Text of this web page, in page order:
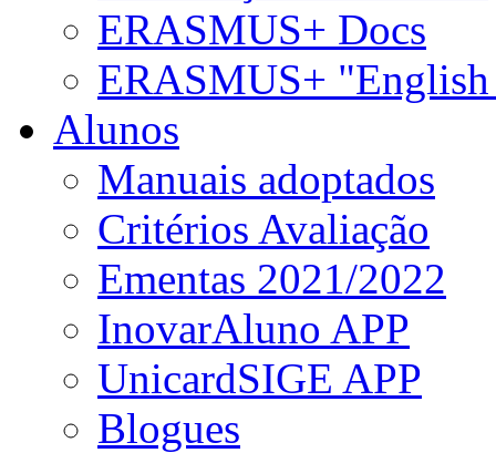
ERASMUS+ Docs
ERASMUS+
Alunos
Manuais adoptados
Critérios Avaliação
Ementas 2021/2022
InovarAluno APP
UnicardSIGE APP
Blogues